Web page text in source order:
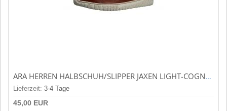
ARA HERREN HALBSCHUH/SLIPPER JAXEN LIGHT-COGNAC (BRAUN) 11-15902-07
Lieferzeit: 3-4 Tage
45,00 EUR